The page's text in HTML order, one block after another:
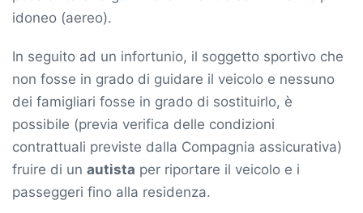
idoneo (aereo).
In seguito ad un infortunio, il soggetto sportivo che
non fosse in grado di guidare il veicolo e nessuno
dei famigliari fosse in grado di sostituirlo, è
possibile (previa verifica delle condizioni
contrattuali previste dalla Compagnia assicurativa)
fruire di un autista per riportare il veicolo e i
passeggeri fino alla residenza.